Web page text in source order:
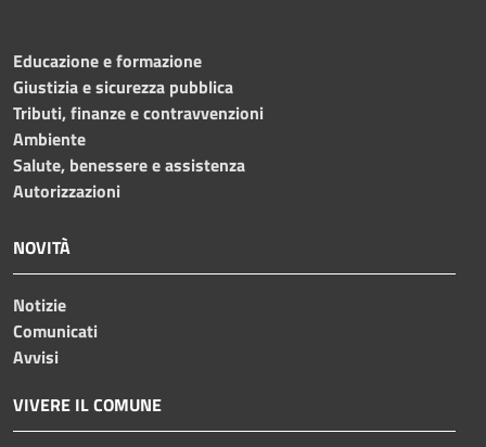
Educazione e formazione
Giustizia e sicurezza pubblica
Tributi, finanze e contravvenzioni
Ambiente
Salute, benessere e assistenza
Autorizzazioni
NOVITÀ
Notizie
Comunicati
Avvisi
VIVERE IL COMUNE